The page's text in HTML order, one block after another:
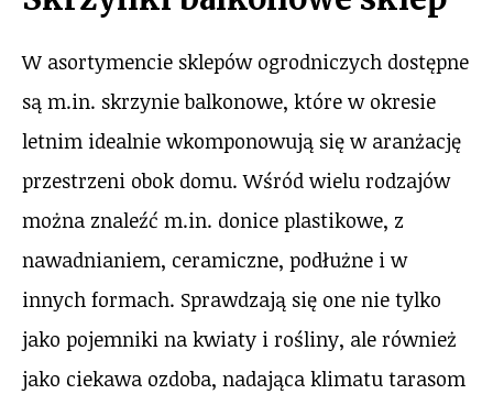
W asortymencie sklepów ogrodniczych dostępne
są m.in. skrzynie balkonowe, które w okresie
letnim idealnie wkomponowują się w aranżację
przestrzeni obok domu. Wśród wielu rodzajów
można znaleźć m.in. donice plastikowe, z
nawadnianiem, ceramiczne, podłużne i w
innych formach. Sprawdzają się one nie tylko
jako pojemniki na kwiaty i rośliny, ale również
jako ciekawa ozdoba, nadająca klimatu tarasom